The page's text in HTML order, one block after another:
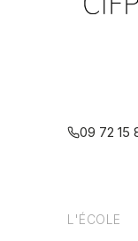
09 72 15
L'ÉCOLE